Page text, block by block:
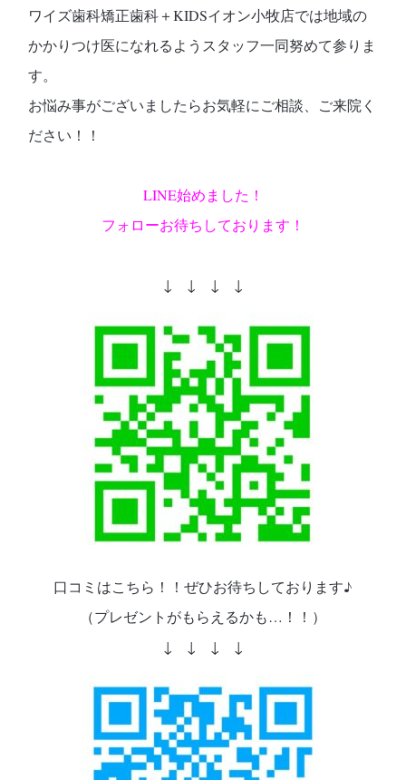
ワイズ歯科矯正歯科＋KIDSイオン小牧店では地域の
かかりつけ医になれるようスタッフ一同努めて参りま
す。
お悩み事がございましたらお気軽にご相談、ご来院く
ださい！！
LINE始めました！
フォローお待ちしております！
↓ ↓ ↓ ↓
口コミはこちら！！ぜひお待ちしております♪
（プレゼントがもらえるかも…！！）
↓ ↓ ↓ ↓